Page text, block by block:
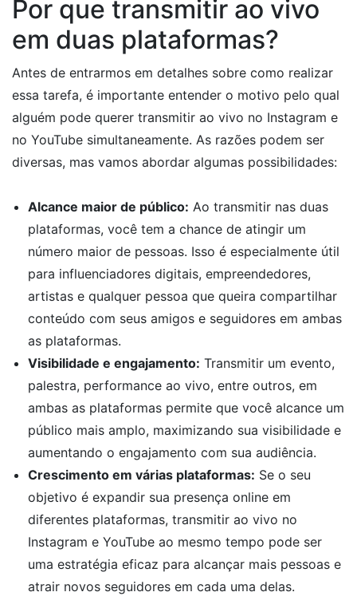
Por que transmitir ao vivo
em duas plataformas?
Antes de entrarmos em detalhes sobre como realizar
essa tarefa, é importante entender o motivo pelo qual
alguém pode querer transmitir ao vivo no Instagram e
no YouTube simultaneamente. As razões podem ser
diversas, mas vamos abordar algumas possibilidades:
Alcance maior de público: Ao transmitir nas duas
plataformas, você tem a chance de atingir um
número maior de pessoas. Isso é especialmente útil
para influenciadores digitais, empreendedores,
artistas e qualquer pessoa que queira compartilhar
conteúdo com seus amigos e seguidores em ambas
as plataformas.
Visibilidade e engajamento: Transmitir um evento,
palestra, performance ao vivo, entre outros, em
ambas as plataformas permite que você alcance um
público mais amplo, maximizando sua visibilidade e
aumentando o engajamento com sua audiência.
Crescimento em várias plataformas: Se o seu
objetivo é expandir sua presença online em
diferentes plataformas, transmitir ao vivo no
Instagram e YouTube ao mesmo tempo pode ser
uma estratégia eficaz para alcançar mais pessoas e
atrair novos seguidores em cada uma delas.